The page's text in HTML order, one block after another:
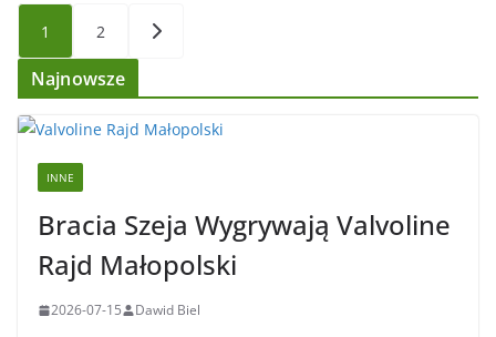
Stronicowanie
wpisów
1 2
Najnowsze
INNE
Bracia Szeja Wygrywają Valvoline
Rajd Małopolski
2026-07-15 Dawid Biel